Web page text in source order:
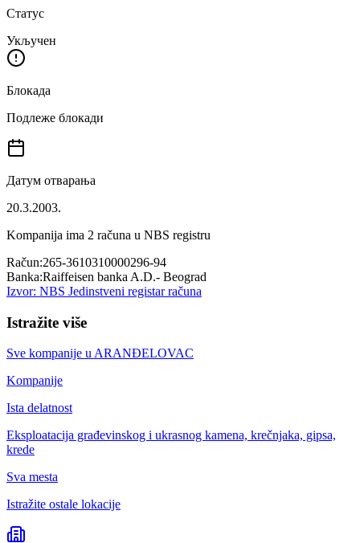
Статус
Укључен
Блокада
Подлеже блокади
Датум отварања
20.3.2003.
Kompanija ima 2 računa u NBS registru
Račun:265-3610310000296-94
Banka:Raiffeisen banka A.D.- Beograd
Izvor: NBS Jedinstveni registar računa
Istražite više
Sve kompanije u ARANĐELOVAC
Kompanije
Ista delatnost
Eksploatacija građevinskog i ukrasnog kamena, krečnjaka, gipsa,
krede
Sva mesta
Istražite ostale lokacije